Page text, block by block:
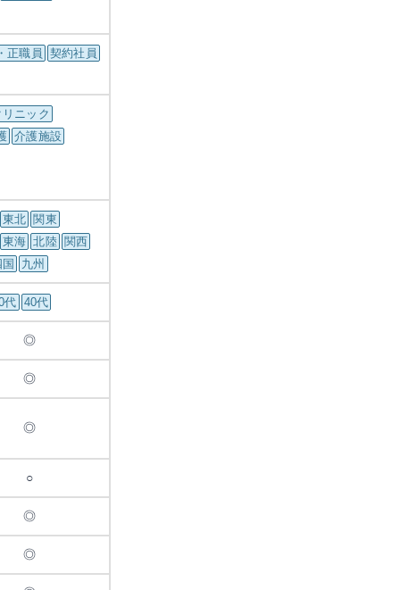
正職員 契約社員
リニック
介護施設
東北 関東
東海 北陸
関西
国 九州
代 40代
◎
◎
◎
○
◎
◎